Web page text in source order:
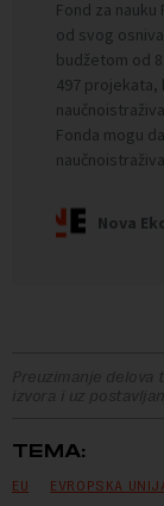
Preuzimanje delova
izvora i uz
TEMA:
EU EVROPSKA